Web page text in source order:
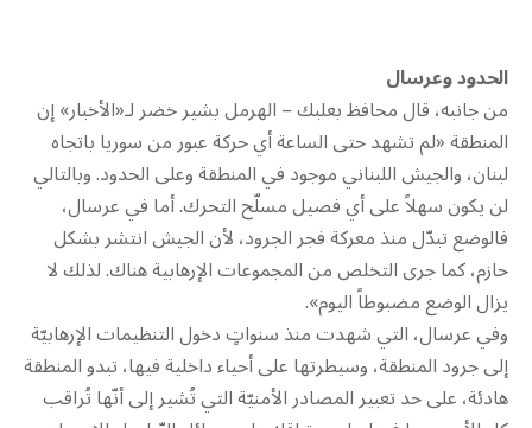
الحدود وعرسال
من جانبه، قال محافظ بعلبك – الهرمل بشير خضر لـ«الأخبار» إن
المنطقة «لم تشهد حتى الساعة أي حركة عبور من سوريا باتجاه
لبنان، والجيش اللبناني موجود في المنطقة وعلى الحدود. وبالتالي
لن يكون سهلاً على أي فصيل مسلّح التحرك. أما في عرسال،
فالوضع تبدّل منذ معركة فجر الجرود، لأن الجيش انتشر بشكل
حازم، كما جرى التخلص من المجموعات الإرهابية هناك. لذلك لا
يزال الوضع مضبوطاً اليوم».
وفي عرسال، التي شهدت منذ سنواتٍ دخول التنظيمات الإرهابيّة
إلى جرود المنطقة، وسيطرتها على أحياء داخلية فيها، تبدو المنطقة
هادئة، على حد تعبير المصادر الأمنيّة التي تُشير إلى أنّها تُراقب